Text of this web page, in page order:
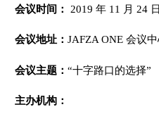
会议 时间： 2019 年 11 月 24
会议地址： JAFZA ONE 会议
会议主题： “十字路口的选择”
主办机构：